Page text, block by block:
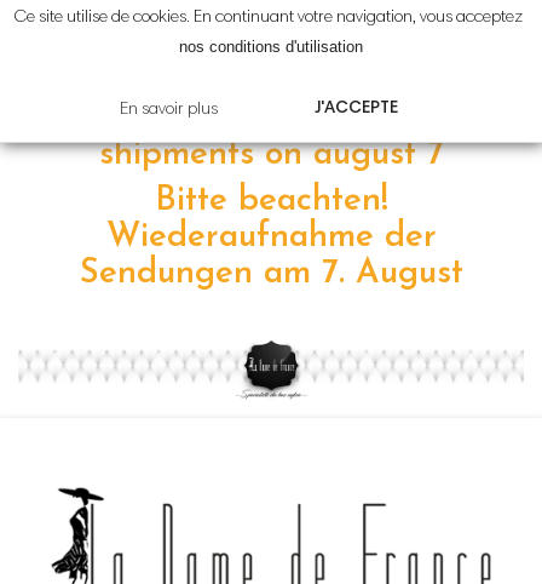
Attention!Reprise
Please note! resumption of
shipments onaugust 7
Bitte beachten!
Wiederaufnahme der
Sendungen am 7. August
Ce site utilise de cookies. En continuant votre navigation, vous acceptez
nos conditions d'utilisation
En savoir plus J'ACCEPTE